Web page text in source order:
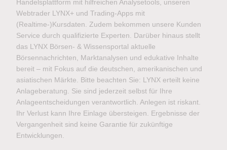
Handelsplattform mit hilfreichen Analysetools, unseren
Webtrader LYNX+ und Trading-Apps mit
(Realtime-)Kursdaten. Zudem bekommen unsere Kunden
Service durch qualifizierte Experten. Darüber hinaus stellt
das LYNX Börsen- & Wissensportal aktuelle
Börsennachrichten, Marktanalysen und edukative Inhalte
bereit – mit Fokus auf die deutschen, amerikanischen und
asiatischen Märkte. Bitte beachten Sie: LYNX erteilt keine
Anlageberatung. Sie sind jederzeit selbst für Ihre
Anlageentscheidungen verantwortlich. Anlegen ist riskant.
Ihr Verlust kann Ihre Einlage übersteigen. Ergebnisse der
Vergangenheit sind keine Garantie für zukünftige
Entwicklungen.